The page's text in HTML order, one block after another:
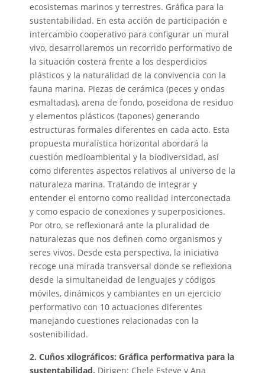
ecosistemas marinos y terrestres. Gráfica para la
sustentabilidad. En esta acción de participación e
intercambio cooperativo para configurar un mural
vivo, desarrollaremos un recorrido performativo de
la situación costera frente a los desperdicios
plásticos y la naturalidad de la convivencia con la
fauna marina. Piezas de cerámica (peces y ondas
esmaltadas), arena de fondo, poseidona de residuo
y elementos plásticos (tapones) generando
estructuras formales diferentes en cada acto. Esta
propuesta muralística horizontal abordará la
cuestión medioambiental y la biodiversidad, así
como diferentes aspectos relativos al universo de la
naturaleza marina. Tratando de integrar y
entender el entorno como realidad interconectada
y como espacio de conexiones y superposiciones.
Por otro, se reflexionará ante la pluralidad de
naturalezas que nos definen como organismos y
seres vivos. Desde esta perspectiva, la iniciativa
recoge una mirada transversal donde se reflexiona
desde la simultaneidad de lenguajes y códigos
móviles, dinámicos y cambiantes en un ejercicio
performativo con 10 actuaciones diferentes
manejando cuestiones relacionadas con la
sostenibilidad.
2. Cuños xilográficos: Gráfica performativa para la
sustentabilidad. Dirigen: Chele Esteve y Ana